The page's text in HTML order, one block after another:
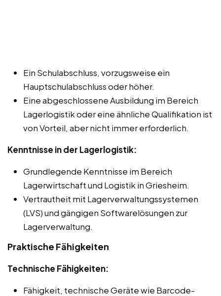
Ein Schulabschluss, vorzugsweise ein
Hauptschulabschluss oder höher.
Eine abgeschlossene Ausbildung im Bereich
Lagerlogistik oder eine ähnliche Qualifikation ist
von Vorteil, aber nicht immer erforderlich.
Kenntnisse in der Lagerlogistik:
Grundlegende Kenntnisse im Bereich
Lagerwirtschaft und Logistik in Griesheim.
Vertrautheit mit Lagerverwaltungssystemen
(LVS) und gängigen Softwarelösungen zur
Lagerverwaltung.
Praktische Fähigkeiten
Technische Fähigkeiten:
Fähigkeit, technische Geräte wie Barcode-